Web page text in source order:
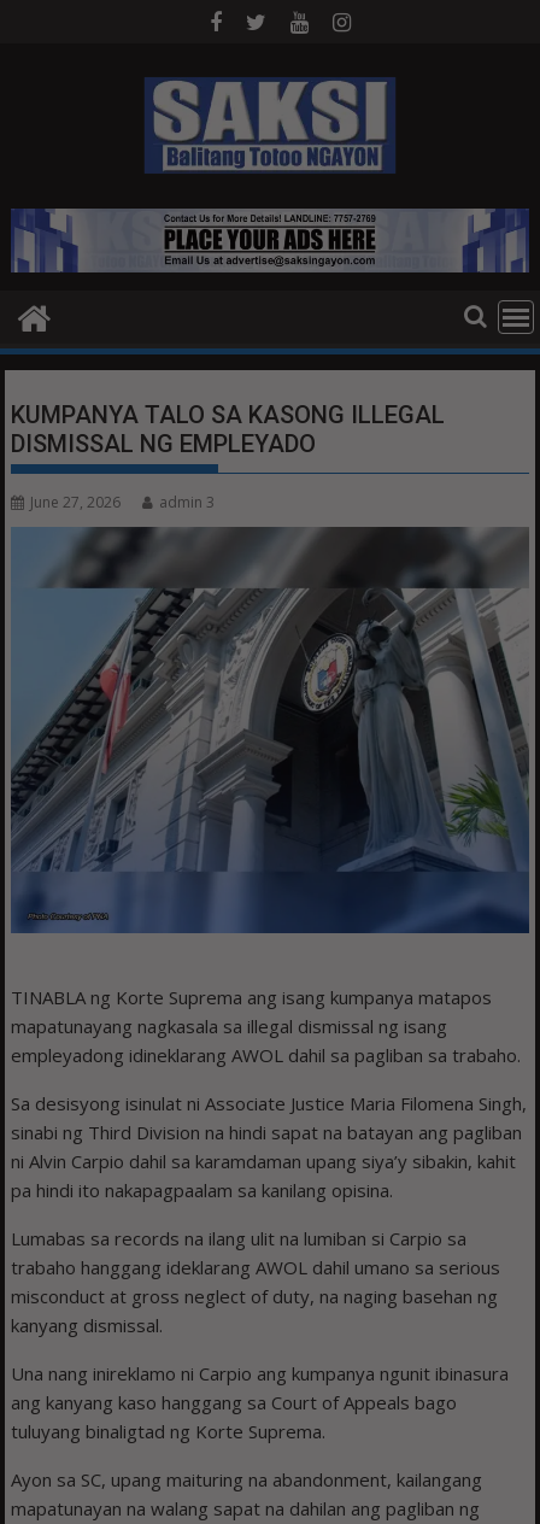
KUMPANYA TALO SA KASONG ILLEGAL
DISMISSAL NG EMPLEYADO
June 27, 2026 admin 3
TINABLA ng Korte Suprema ang isang kumpanya matapos
mapatunayang nagkasala sa illegal dismissal ng isang
empleyadong idineklarang AWOL dahil sa pagliban sa trabaho.
Sa desisyong isinulat ni Associate Justice Maria Filomena Singh,
sinabi ng Third Division na hindi sapat na batayan ang pagliban
ni Alvin Carpio dahil sa karamdaman upang siya’y sibakin, kahit
pa hindi ito nakapagpaalam sa kanilang opisina.
Lumabas sa records na ilang ulit na lumiban si Carpio sa
trabaho hanggang ideklarang AWOL dahil umano sa serious
misconduct at gross neglect of duty, na naging basehan ng
kanyang dismissal.
Una nang inireklamo ni Carpio ang kumpanya ngunit ibinasura
ang kanyang kaso hanggang sa Court of Appeals bago
tuluyang binaligtad ng Korte Suprema.
Ayon sa SC, upang maituring na abandonment, kailangang
mapatunayan na walang sapat na dahilan ang pagliban ng